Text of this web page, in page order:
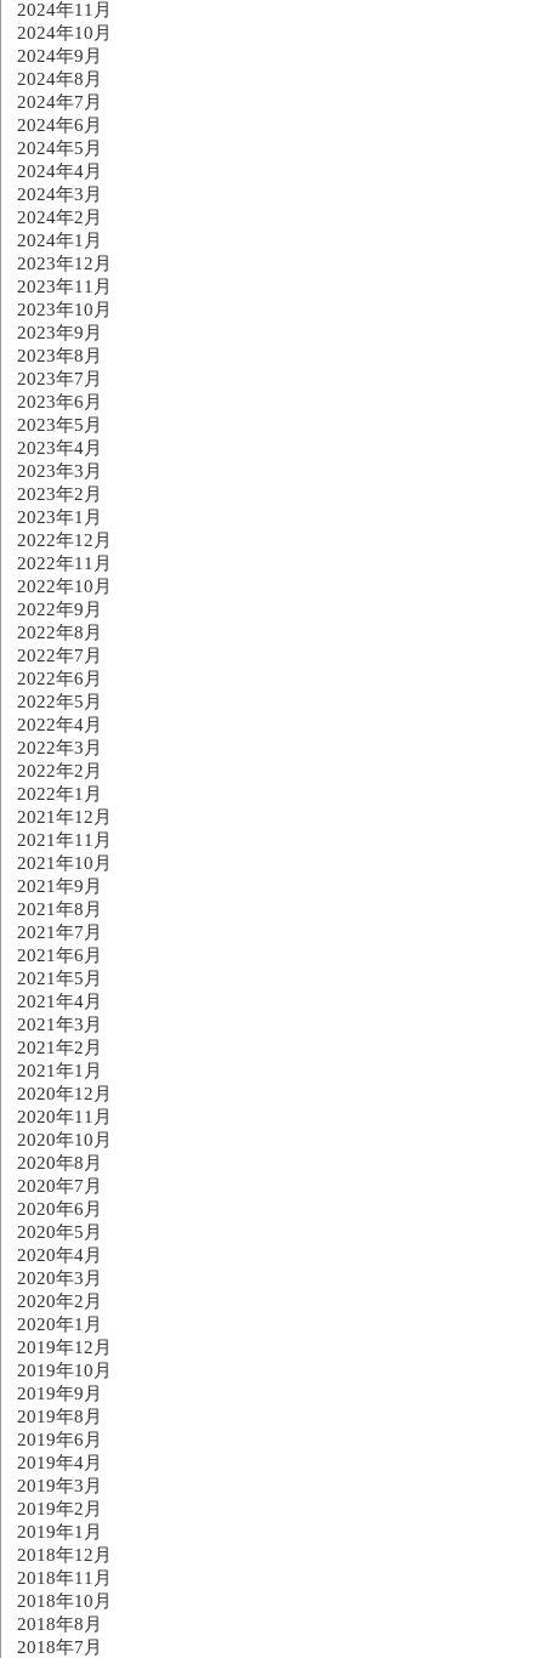
2024年11月
2024年10月
2024年9月
2024年8月
2024年7月
2024年6月
2024年5月
2024年4月
2024年3月
2024年2月
2024年1月
2023年12月
2023年11月
2023年10月
2023年9月
2023年8月
2023年7月
2023年6月
2023年5月
2023年4月
2023年3月
2023年2月
2023年1月
2022年12月
2022年11月
2022年10月
2022年9月
2022年8月
2022年7月
2022年6月
2022年5月
2022年4月
2022年3月
2022年2月
2022年1月
2021年12月
2021年11月
2021年10月
2021年9月
2021年8月
2021年7月
2021年6月
2021年5月
2021年4月
2021年3月
2021年2月
2021年1月
2020年12月
2020年11月
2020年10月
2020年8月
2020年7月
2020年6月
2020年5月
2020年4月
2020年3月
2020年2月
2020年1月
2019年12月
2019年10月
2019年9月
2019年8月
2019年6月
2019年4月
2019年3月
2019年2月
2019年1月
2018年12月
2018年11月
2018年10月
2018年8月
2018年7月